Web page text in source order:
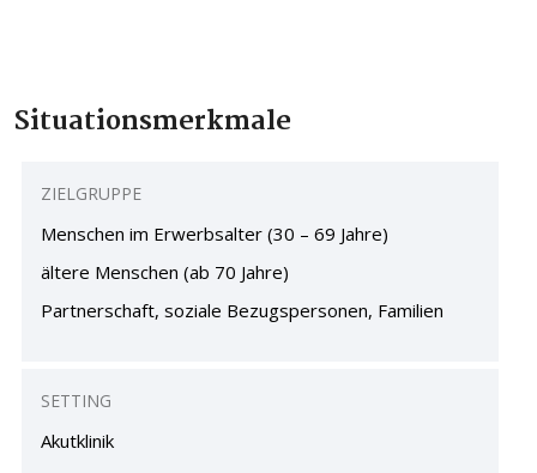
Situationsmerkmale
ZIELGRUPPE
Menschen im Erwerbsalter (30 – 69 Jahre)
ältere Menschen (ab 70 Jahre)
Partnerschaft, soziale Bezugspersonen, Familien
SETTING
Akutklinik